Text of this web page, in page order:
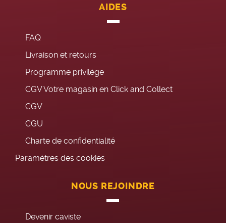
AIDES
FAQ
Livraison et retours
Programme privilège
CGV Votre magasin en Click and Collect
CGV
CGU
Charte de confidentialité
Paramètres des cookies
NOUS REJOINDRE
Devenir caviste